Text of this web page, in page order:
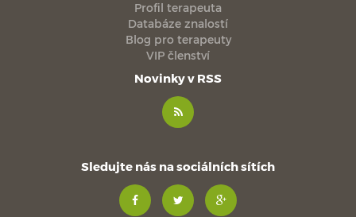
Profil terapeuta
Databáze znalostí
Blog pro terapeuty
VIP členství
Novinky v RSS
Sledujte nás na sociálních sítích